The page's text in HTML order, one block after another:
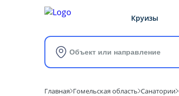
Круизы
Объект или направление
Главная Гомельская область Санатории